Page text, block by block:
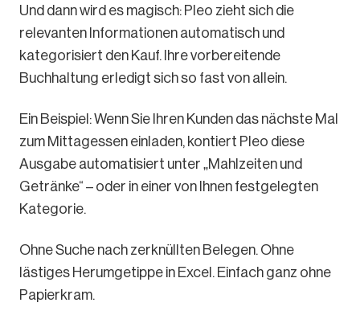
Und dann wird es magisch: Pleo zieht sich die
relevanten Informationen automatisch und
kategorisiert den Kauf. Ihre vorbereitende
Buchhaltung erledigt sich so fast von allein.
Ein Beispiel: Wenn Sie Ihren Kunden das nächste Mal
zum Mittagessen einladen, kontiert Pleo diese
Ausgabe automatisiert unter „Mahlzeiten und
Getränke“ – oder in einer von Ihnen festgelegten
Kategorie.
Ohne Suche nach zerknüllten Belegen. Ohne
lästiges Herumgetippe in Excel. Einfach ganz ohne
Papierkram.